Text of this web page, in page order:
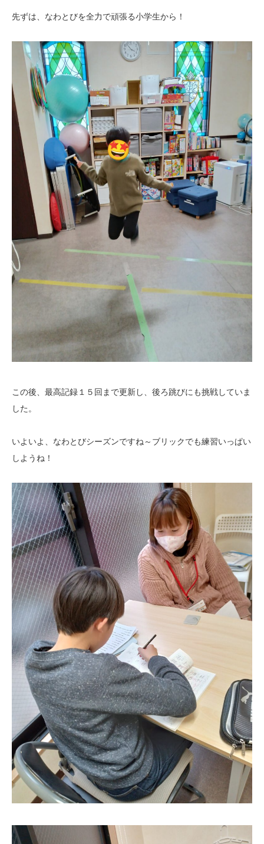
先ずは、なわとびを全力で頑張る小学生から！
この後、最高記録１５回まで更新し、後ろ跳びにも挑戦していま
した。
いよいよ、なわとびシーズンですね～ブリックでも練習いっぱい
しようね！